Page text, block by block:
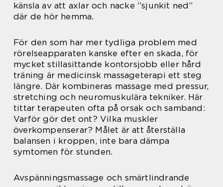
känsla av att axlar och nacke ”sjunkit ned”
där de hör hemma.
För den som har mer tydliga problem med
rörelseapparaten kanske efter en skada, för
mycket stillasittande kontorsjobb eller hård
träning är medicinsk massageterapi ett steg
längre. Där kombineras massage med pressur,
stretching och neuromuskulära tekniker. Här
tittar terapeuten ofta på orsak och samband:
Varför gör det ont? Vilka muskler
överkompenserar? Målet är att återställa
balansen i kroppen, inte bara dämpa
symtomen för stunden.
Avspänningsmassage och smärtlindrande